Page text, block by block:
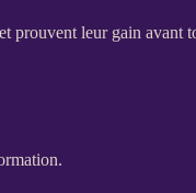
prouvent leur gain avant